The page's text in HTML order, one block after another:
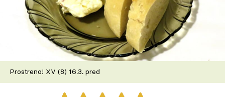
TV Program
Škola vaření
Recepty z TV
Speciál: Cuketa
Prostreno! XV (8) 16.3. pred